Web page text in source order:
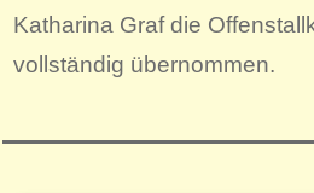
Katharina Graf die
vollständig übernommen.